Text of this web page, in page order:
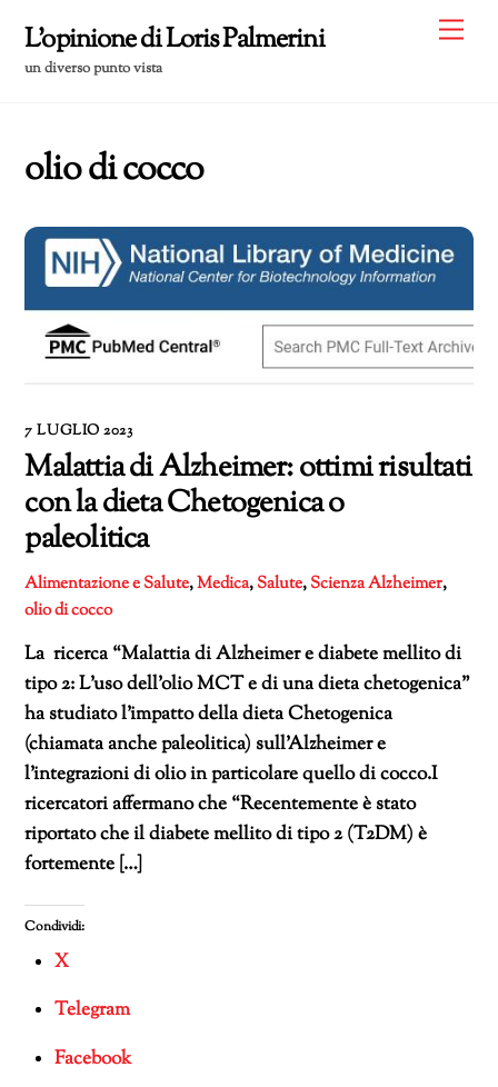
content
L'opinione di Loris Palmerini
un diverso punto vista
olio di cocco
7 LUGLIO 2023
Malattia di Alzheimer: ottimi risultati
con la dieta Chetogenica o
paleolitica
Alimentazione e Salute,Medica,Salute,ScienzaAlzheimer,
olio di cocco
La ricerca “Malattia di Alzheimer e diabete mellito di
tipo 2: L’uso dell’olio MCT e di una dieta chetogenica”
ha studiato l’impatto della dieta Chetogenica
(chiamata anche paleolitica) sull’Alzheimer e
l’integrazioni di olio in particolare quello di cocco.I
ricercatori affermano che “Recentemente è stato
riportato che il diabete mellito di tipo 2 (T2DM) è
fortemente […]
Condividi:
X
Telegram
Facebook